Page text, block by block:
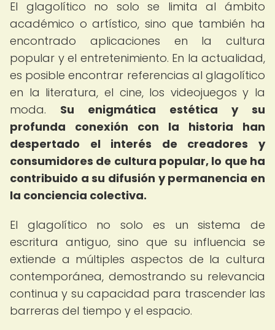
El glagolítico no solo se limita al ámbito
académico o artístico, sino que también ha
encontrado aplicaciones en la cultura
popular y el entretenimiento. En la actualidad,
es posible encontrar referencias al glagolítico
en la literatura, el cine, los videojuegos y la
moda. Su enigmática estética y su
profunda conexión con la historia han
despertado el interés de creadores y
consumidores de cultura popular, lo que ha
contribuido a su difusión y permanencia en
la conciencia colectiva.
El glagolítico no solo es un sistema de
escritura antiguo, sino que su influencia se
extiende a múltiples aspectos de la cultura
contemporánea, demostrando su relevancia
continua y su capacidad para trascender las
barreras del tiempo y el espacio.